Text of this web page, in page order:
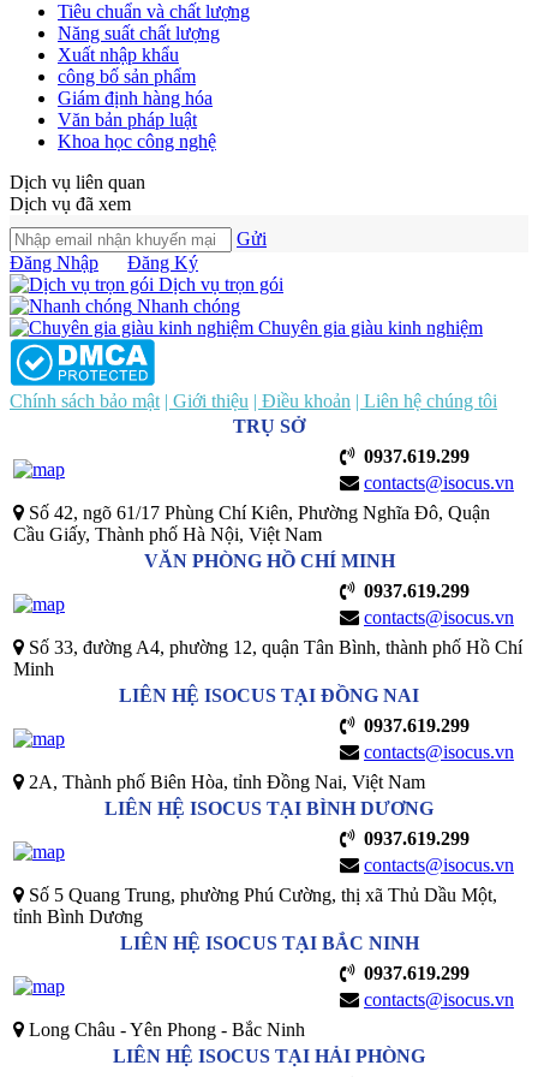
Tiêu chuẩn và chất lượng
Năng suất chất lượng
Xuất nhập khẩu
công bố sản phẩm
Giám định hàng hóa
Văn bản pháp luật
Khoa học công nghệ
Dịch vụ liên quan
Dịch vụ đã xem
Gửi
Đăng Nhập
Đăng Ký
Dịch vụ trọn gói
Nhanh chóng
Chuyên gia giàu kinh nghiệm
Chính sách bảo mật | Giới thiệu | Điều khoản | Liên hệ chúng tôi
TRỤ SỞ
0937.619.299
contacts@isocus.vn
Số 42, ngõ 61/17 Phùng Chí Kiên, Phường Nghĩa Đô, Quận
Cầu Giấy, Thành phố Hà Nội, Việt Nam
VĂN PHÒNG HỒ CHÍ MINH
0937.619.299
contacts@isocus.vn
Số 33, đường A4, phường 12, quận Tân Bình, thành phố Hồ Chí
Minh
LIÊN HỆ ISOCUS TẠI ĐỒNG NAI
0937.619.299
contacts@isocus.vn
2A, Thành phố Biên Hòa, tỉnh Đồng Nai, Việt Nam
LIÊN HỆ ISOCUS TẠI BÌNH DƯƠNG
0937.619.299
contacts@isocus.vn
Số 5 Quang Trung, phường Phú Cường, thị xã Thủ Dầu Một,
tỉnh Bình Dương
LIÊN HỆ ISOCUS TẠI BẮC NINH
0937.619.299
contacts@isocus.vn
Long Châu - Yên Phong - Bắc Ninh
LIÊN HỆ ISOCUS TẠI HẢI PHÒNG